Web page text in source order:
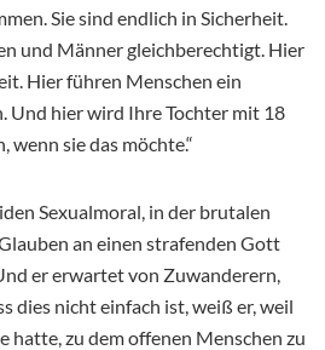
Sie sind endlich in Sicherheit.
und Männer gleichberechtigt. Hier
Hier führen Menschen ein
Und hier wird Ihre Tochter mit 18
wenn sie das möchte.“
Sexualmoral, in der brutalen
an einen strafenden Gott
er erwartet von Zuwanderern,
dies nicht einfach ist, weiß er, weil
hatte, zu dem offenen Menschen zu